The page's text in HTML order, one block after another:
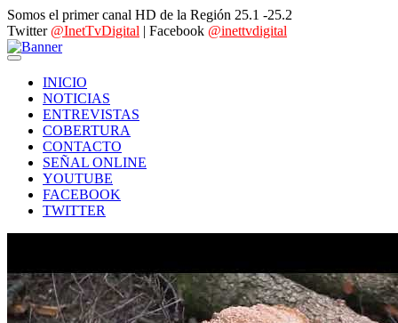
Somos el primer canal HD de la Región 25.1 -25.2
Twitter @InetTvDigital | Facebook @inettvdigital
INICIO
NOTICIAS
ENTREVISTAS
COBERTURA
CONTACTO
SEÑAL ONLINE
YOUTUBE
FACEBOOK
TWITTER